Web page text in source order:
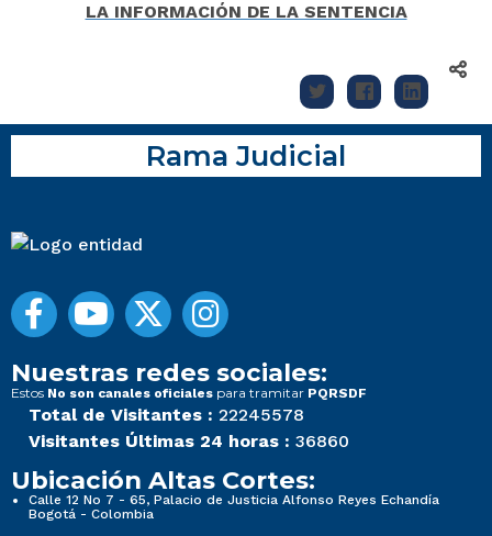
LA INFORMACIÓN DE LA SENTENCIA
Rama Judicial
Nuestras redes sociales:
Estos No son canales oficiales para tramitar PQRSDF
Total de Visitantes : 22245578
Visitantes Últimas 24 horas : 36860
Ubicación Altas Cortes:
Calle 12 No 7 - 65, Palacio de Justicia Alfonso Reyes Echandía
Bogotá - Colombia